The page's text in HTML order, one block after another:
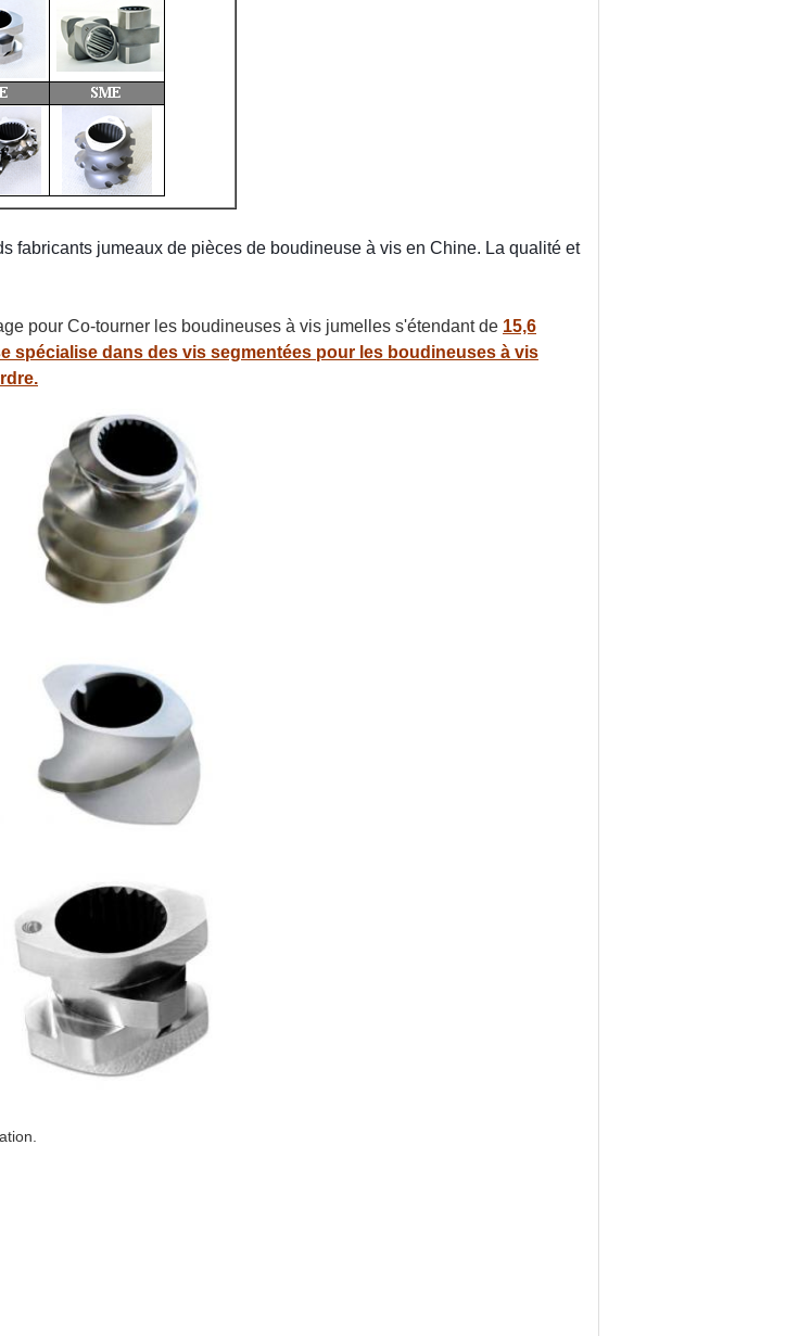
fabricants jumeaux de pièces de boudineuse à vis en Chine. La qualité et
pour Co-tourner les boudineuses à vis jumelles s'étendant de 15,6
spécialise dans des vis segmentées pour les boudineuses à vis